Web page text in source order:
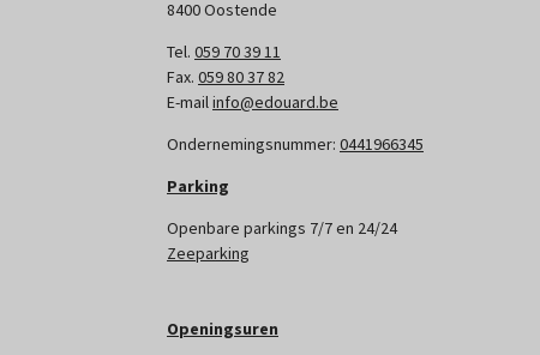
8400 Oostende
Tel. 059 70 39 11
Fax. 059 80 37 82
E-mailinfo@edouard.be
Ondernemingsnummer: 0441966345
Parking
Openbare parkings 7/7 en 24/24
Zeeparking
Openingsuren